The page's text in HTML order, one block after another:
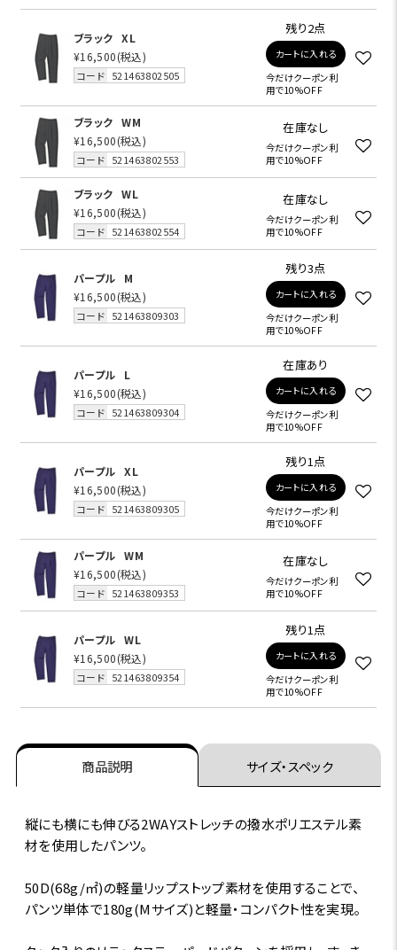
ブラック
XL
¥16,500(税込)
コード 521463802505
残り2点
カートに入れる
今だけクーポン利
用で10%OFF
ブラック
WM
¥16,500(税込)
コード 521463802553
在庫なし
今だけクーポン利
用で10%OFF
ブラック
WL
¥16,500(税込)
コード 521463802554
在庫なし
今だけクーポン利
用で10%OFF
パープル
M
¥16,500(税込)
コード 521463809303
残り3点
カートに入れる
今だけクーポン利
用で10%OFF
パープル
L
¥16,500(税込)
コード 521463809304
在庫あり
カートに入れる
今だけクーポン利
用で10%OFF
パープル
XL
¥16,500(税込)
コード 521463809305
残り1点
カートに入れる
今だけクーポン利
用で10%OFF
パープル
WM
¥16,500(税込)
コード 521463809353
在庫なし
今だけクーポン利
用で10%OFF
パープル
WL
¥16,500(税込)
コード 521463809354
残り1点
カートに入れる
今だけクーポン利
用で10%OFF
商品説明 サイズ・スペック
縦にも横にも伸びる2WAYストレッチの撥水ポリエステル素
材を使用したパンツ。
50D(68g/㎡)の軽量リップストップ素材を使用することで、
パンツ単体で180g(Mサイズ)と軽量・コンパクト性を実現。